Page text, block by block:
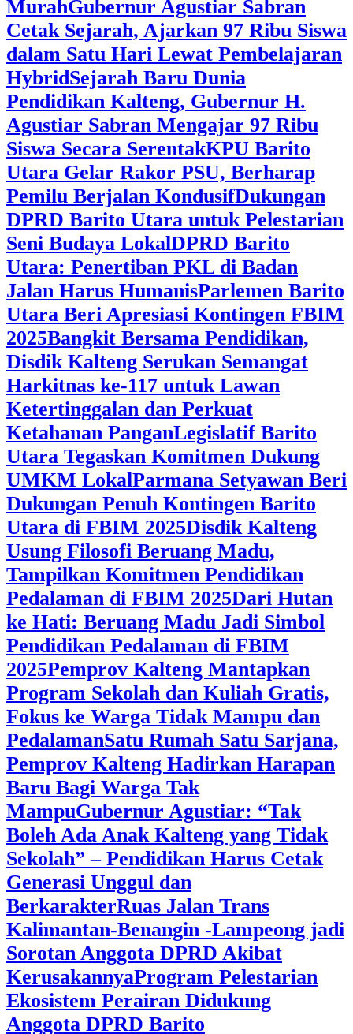
MurahGubernur Agustiar Sabran
Cetak Sejarah, Ajarkan 97 Ribu Siswa
dalam Satu Hari Lewat Pembelajaran
HybridSejarah Baru Dunia
Pendidikan Kalteng, Gubernur H.
Agustiar Sabran Mengajar 97 Ribu
Siswa Secara SerentakKPU Barito
Utara Gelar Rakor PSU, Berharap
Pemilu Berjalan KondusifDukungan
DPRD Barito Utara untuk Pelestarian
Seni Budaya LokalDPRD Barito
Utara: Penertiban PKL di Badan
Jalan Harus HumanisParlemen Barito
Utara Beri Apresiasi Kontingen FBIM
2025‎Bangkit Bersama Pendidikan,
Disdik Kalteng Serukan Semangat
Harkitnas ke-117 untuk Lawan
Ketertinggalan dan Perkuat
Ketahanan PanganLegislatif Barito
Utara Tegaskan Komitmen Dukung
UMKM LokalParmana Setyawan Beri
Dukungan Penuh Kontingen Barito
Utara di FBIM 2025Disdik Kalteng
Usung Filosofi Beruang Madu,
Tampilkan Komitmen Pendidikan
Pedalaman di FBIM 2025‎Dari Hutan
ke Hati: Beruang Madu Jadi Simbol
Pendidikan Pedalaman di FBIM
2025‎Pemprov Kalteng Mantapkan
Program Sekolah dan Kuliah Gratis,
Fokus ke Warga Tidak Mampu dan
Pedalaman‎Satu Rumah Satu Sarjana,
Pemprov Kalteng Hadirkan Harapan
Baru Bagi Warga Tak
Mampu‎Gubernur Agustiar: “Tak
Boleh Ada Anak Kalteng yang Tidak
Sekolah” – Pendidikan Harus Cetak
Generasi Unggul dan
BerkarakterRuas Jalan Trans
Kalimantan-Benangin -Lampeong jadi
Sorotan Anggota DPRD Akibat
KerusakannyaProgram Pelestarian
Ekosistem Perairan Didukung
Anggota DPRD Barito